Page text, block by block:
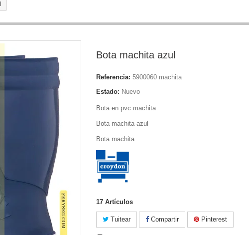
Bota machita azul
Referencia: 5900060 machita
Estado: Nuevo
Bota en pvc machita
Bota machita azul
Bota machita
17 Artículos
Tuitear Compartir Pinterest